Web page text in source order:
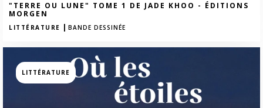
"TERRE OU LUNE" TOME 1 DE JADE KHOO - ÉDITIONS
MORGEN
LITTÉRATURE | BANDE DESSINÉE
LITTÉRATURE